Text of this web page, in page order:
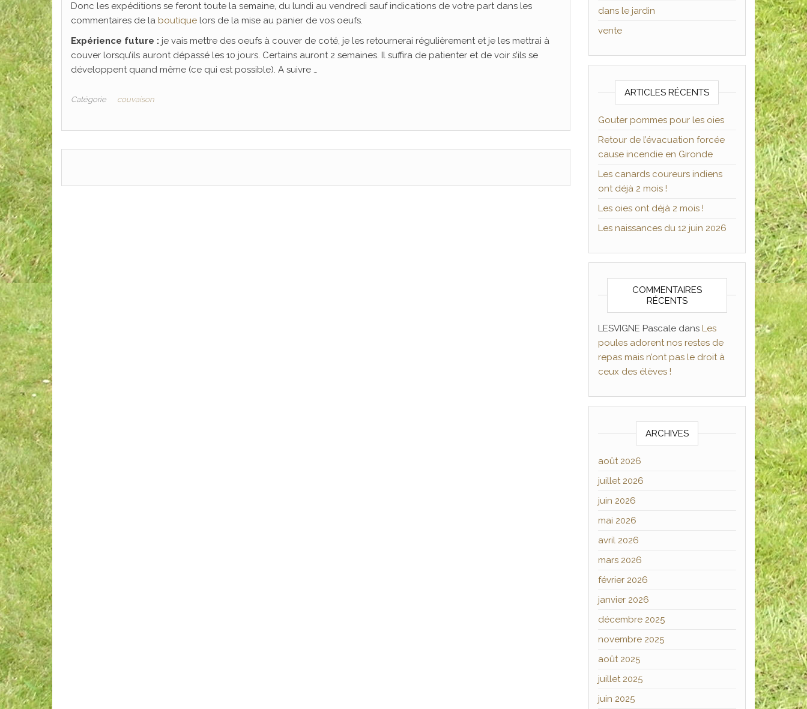
Donc les expéditions se feront toute la semaine, du lundi au vendredi sauf indications de votre part dans les
commentaires de la boutique lors de la mise au panier de vos oeufs.
Expérience future : je vais mettre des oeufs à couver de coté, je les retournerai régulièrement et je les mettrai à
couver lorsqu’ils auront dépassé les 10 jours. Certains auront 2 semaines. Il suffira de patienter et de voir s’ils se
développent quand même (ce qui est possible). A suivre …
Catégorie couvaison
dans le jardin
vente
ARTICLES RÉCENTS
Gouter pommes pour les oies
Retour de l’évacuation forcée
cause incendie en Gironde
Les canards coureurs indiens
ont déjà 2 mois !
Les oies ont déjà 2 mois !
Les naissances du 12 juin 2026
COMMENTAIRES
RÉCENTS
LESVIGNE Pascaledans Les
poules adorent nos restes de
repas mais n’ont pas le droit à
ceux des élèves !
ARCHIVES
août 2026
juillet 2026
juin 2026
mai 2026
avril 2026
mars 2026
février 2026
janvier 2026
décembre 2025
novembre 2025
août 2025
juillet 2025
juin 2025